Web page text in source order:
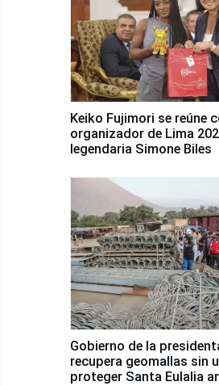
Keiko Fujimori se reúne
organizador de Lima
legendaria Simone Biles
Gobierno de la
recupera geomallas sin
proteger Santa Eulalia